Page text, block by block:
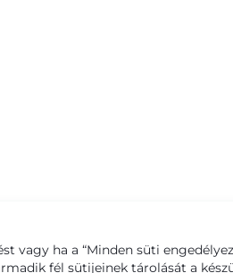
vagy ha a “Minden süti
fél sütijeinek tárolását a